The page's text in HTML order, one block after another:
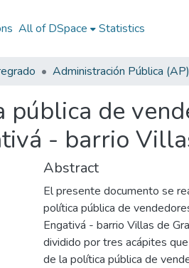
All of DSpace Statistics
Administración Pública (AP)
de
- barrio
Abstract
El presente documento se
política pública de
Engativá - barrio Villas de
dividido por tres acápites
de la política pública de